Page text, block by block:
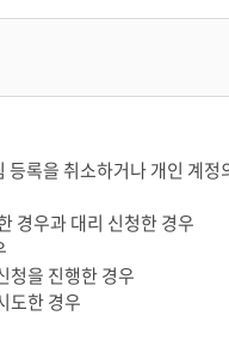
록을 취소하거나 개인 계정
경우과 대리 신청한 경우
청을 진행한 경우
도한 경우